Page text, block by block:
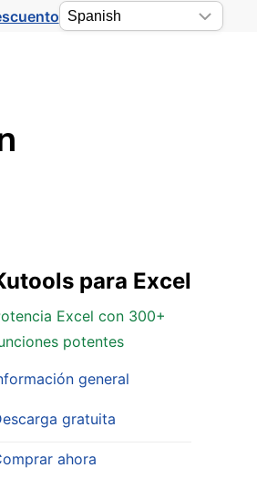
para Excel
Excel con 300+
potentes
general
gratuita
ahora